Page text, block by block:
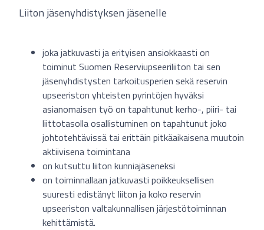
Liiton jäsenyhdistyksen jäsenelle
joka jatkuvasti ja erityisen ansiokkaasti on
toiminut Suomen Reserviupseeriliiton tai sen
jäsenyhdistysten tarkoitusperien sekä reservin
upseeriston yhteisten pyrintöjen hyväksi
asianomaisen työ on tapahtunut kerho-, piiri- tai
liittotasolla osallistuminen on tapahtunut joko
johtotehtävissä tai erittäin pitkäaikaisena muutoin
aktiivisena toimintana
on kutsuttu liiton kunniajäseneksi
on toiminnallaan jatkuvasti poikkeuksellisen
suuresti edistänyt liiton ja koko reservin
upseeriston valtakunnallisen järjestötoiminnan
kehittämistä.